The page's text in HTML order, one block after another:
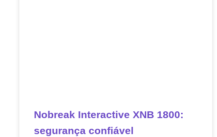
Nobreak Interactive XNB 1800:
segurança confiável